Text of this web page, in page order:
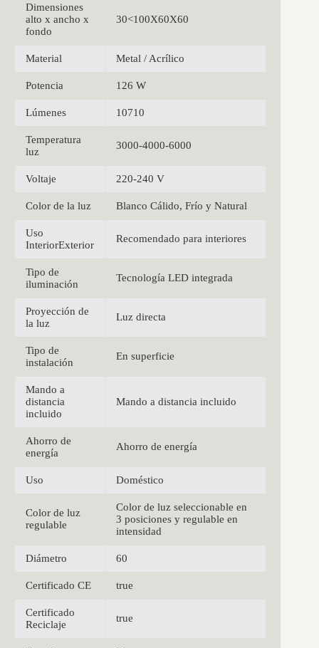
Dimensiones
alto x ancho x
fondo
30<100X60X60
Material Metal / Acrílico
Potencia 126 W
Lúmenes 10710
Temperatura
luz
3000-4000-6000
Voltaje 220-240 V
Color de la luz Blanco Cálido, Frío y Natural
Uso
InteriorExterior
Recomendado para interiores
Tipo de
iluminación
Tecnología LED integrada
Proyección de
la luz
Luz directa
Tipo de
instalación
En superficie
Mando a
distancia
incluido
Mando a distancia incluido
Ahorro de
energía
Ahorro de energía
Uso Doméstico
Color de luz
regulable
Color de luz seleccionable en
3 posiciones y regulable en
intensidad
Diámetro 60
Certificado CE true
Certificado
Reciclaje
true